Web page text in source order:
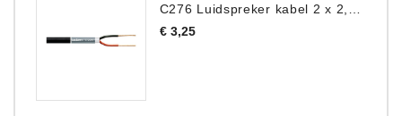
C276 Luidspreker kabel 2 x 2,50 mm² (per meter)
€ 3,25Prijs